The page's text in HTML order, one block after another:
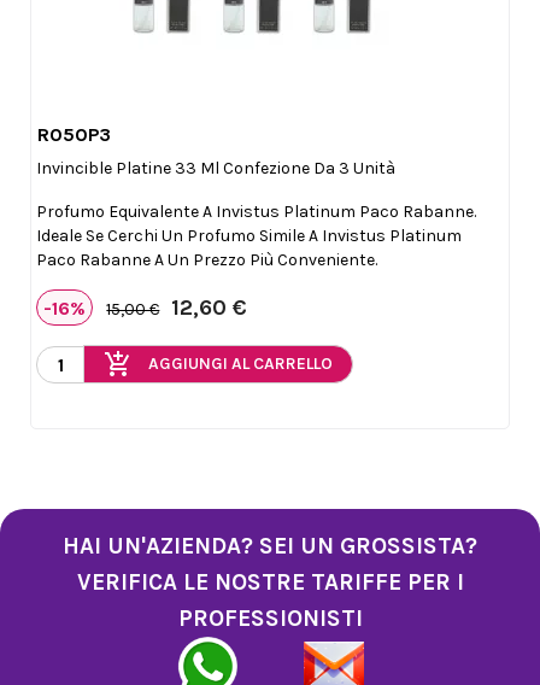
R050P3
Invincible Platine 33 Ml Confezione Da 3 Unità
Profumo Equivalente A Invistus Platinum Paco Rabanne.
Ideale Se Cerchi Un Profumo Simile A Invistus Platinum
Paco Rabanne A Un Prezzo Più Conveniente.
-16% 15,00 € 12,60 €
add_shopping_cart AGGIUNGI AL CARRELLO
HAI UN'AZIENDA? SEI UN GROSSISTA?
VERIFICA LE NOSTRE TARIFFE PER I
PROFESSIONISTI